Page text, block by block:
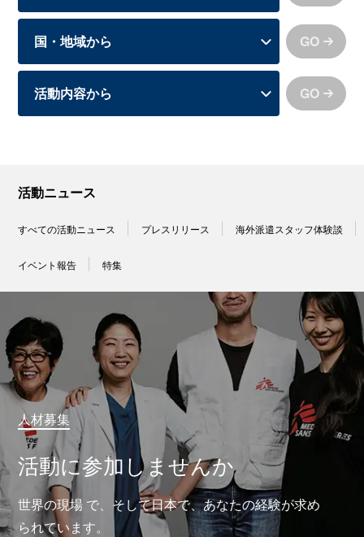
GO
GO
活動ニュース
すべての活動ニュース プレスリリース 海外派遣スタッフ体験談
イベント報告 特集
人材募集
活動に参加しませんか
世界の現場 で、そして日本で、あなたの経験が求め
られています。